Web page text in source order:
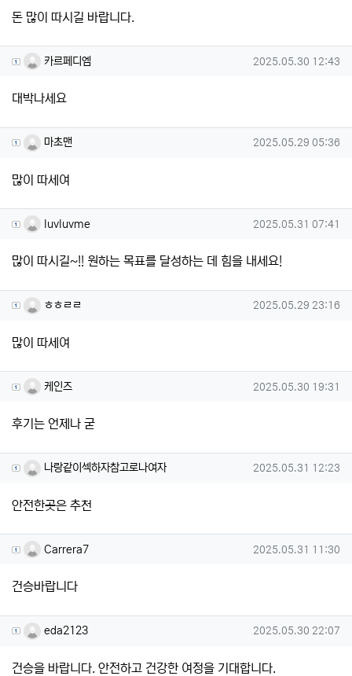
돈 많이 따시길 바랍니다.
카르페디엠님의 댓글
카르페디엠 작성일
2025.05.30 12:43
대박나세요
마초맨님의 댓글
마초맨 작성일
2025.05.29 05:36
많이 따세여
luvluvme님의 댓글
luvluvme 작성일
2025.05.31 07:41
많이 따시길~!! 원하는 목표를 달성하는 데 힘을 내세요!
ㅎㅎㄹㄹ님의 댓글
ㅎㅎㄹㄹ 작성일
2025.05.29 23:16
많이 따세여
케인즈님의 댓글
케인즈 작성일
2025.05.30 19:31
후기는 언제나 굳
나랑같이섹하자참고로나여자님의 댓글
나랑같이섹하자참고로나여자 작성일
2025.05.31 12:23
안전한곳은 추천
Carrera7님의 댓글
Carrera7 작성일
2025.05.31 11:30
건승바랍니다
eda2123님의 댓글
eda2123 작성일
2025.05.30 22:07
건승을 바랍니다. 안전하고 건강한 여정을 기대합니다.